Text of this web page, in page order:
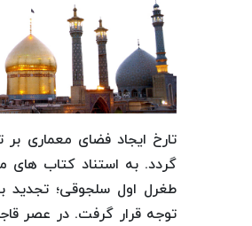
تارخ ایجاد فضای
گردد. به استناد كتاب های
طغرل اول سلجوقی؛ تجدید
توجه قرار گرفت. در عصر